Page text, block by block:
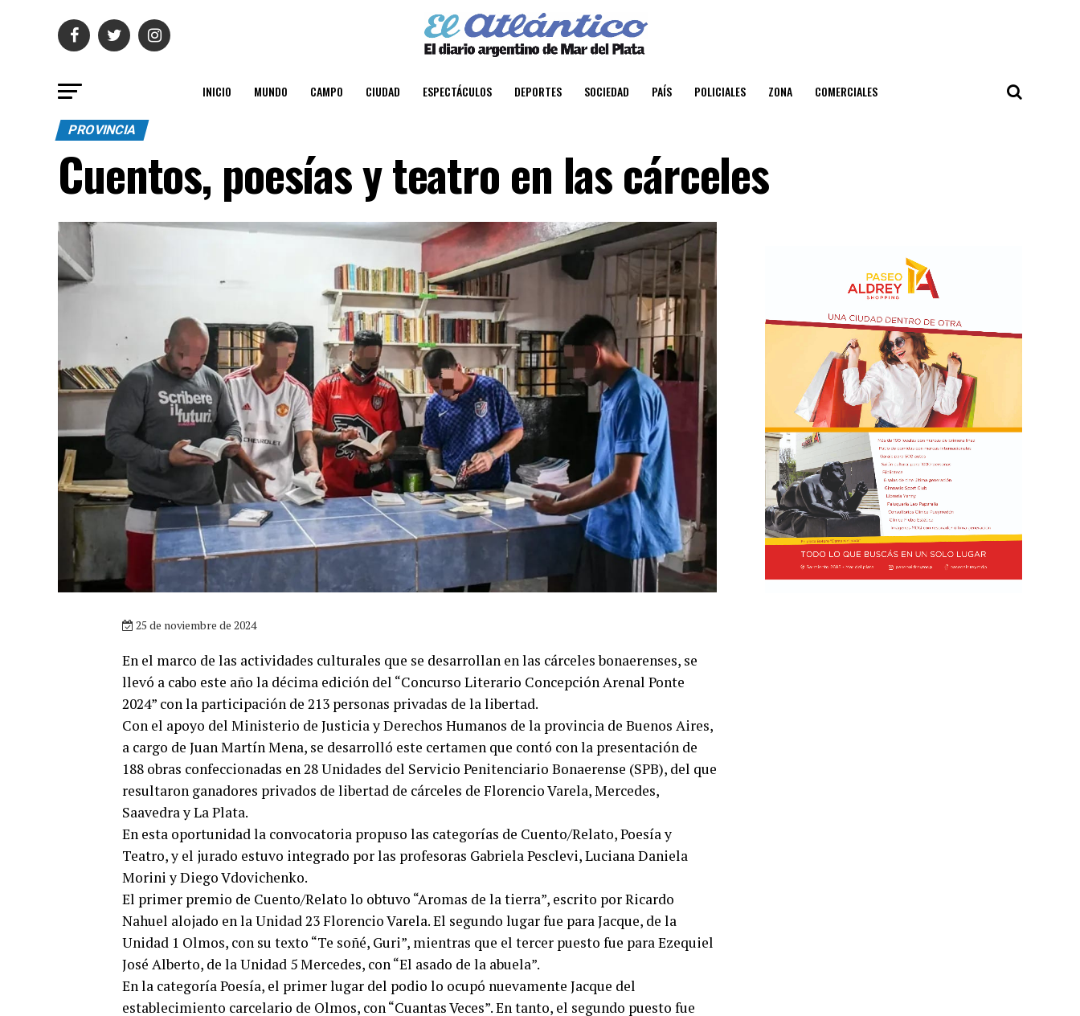
INICIO MUNDO CAMPO CIUDAD ESPECTÁCULOS DEPORTES SOCIEDAD PAÍS POLICIALES ZONA COMERCIALES
PROVINCIA
Cuentos, poesías y teatro en las cárceles
25 de noviembre de 2024
En el marco de las actividades culturales que se desarrollan en las cárceles bonaerenses, se
llevó a cabo este año la décima edición del “Concurso Literario Concepción Arenal Ponte
2024” con la participación de 213 personas privadas de la libertad.
Con el apoyo del Ministerio de Justicia y Derechos Humanos de la provincia de Buenos Aires,
a cargo de Juan Martín Mena, se desarrolló este certamen que contó con la presentación de
188 obras confeccionadas en 28 Unidades del Servicio Penitenciario Bonaerense (SPB), del que
resultaron ganadores privados de libertad de cárceles de Florencio Varela, Mercedes,
Saavedra y La Plata.
En esta oportunidad la convocatoria propuso las categorías de Cuento/Relato, Poesía y
Teatro, y el jurado estuvo integrado por las profesoras Gabriela Pesclevi, Luciana Daniela
Morini y Diego Vdovichenko.
El primer premio de Cuento/Relato lo obtuvo “Aromas de la tierra”, escrito por Ricardo
Nahuel alojado en la Unidad 23 Florencio Varela. El segundo lugar fue para Jacque, de la
Unidad 1 Olmos, con su texto “Te soñé, Guri”, mientras que el tercer puesto fue para Ezequiel
José Alberto, de la Unidad 5 Mercedes, con “El asado de la abuela”.
En la categoría Poesía, el primer lugar del podio lo ocupó nuevamente Jacque del
establecimiento carcelario de Olmos, con “Cuantas Veces”. En tanto, el segundo puesto fue